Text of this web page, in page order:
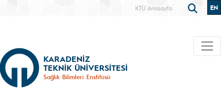
KTÜ Anasayfa EN
KARADENİZ
TEKNİK ÜNİVERSİTESİ
Sağlık Bilimleri Enstitüsü